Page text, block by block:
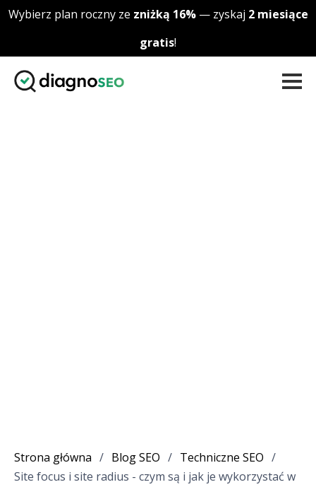
Skip to content
Wybierz plan roczny ze zniżką 16%— zyskaj 2 miesiące
gratis!
Strona główna / Blog SEO / Techniczne SEO /
Site focus i site radius - czym są i jak je wykorzystać w